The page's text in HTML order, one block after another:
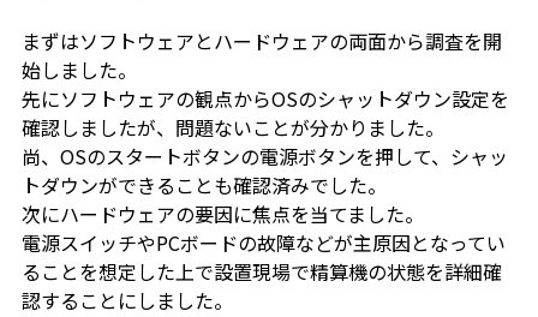
まずはソフトウェアとハードウェアの両面から調査を開
始しました。
先にソフトウェアの観点からOSのシャットダウン設定を
確認しましたが、 問題ないことが分かりました。
尚、OSのスタートボタンの電源ボタンを押して、シャッ
トダウンができることも確認済みでした。
次にハードウェアの要因に焦点を当てました。
電源スイッチやPCボードの故障などが主原因となってい
ることを想定した上で設置現場で精算機の状態を詳細確
認することにしました。